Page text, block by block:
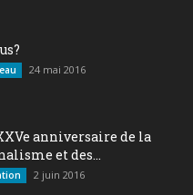
24 mai 2016
anniversaire de la
et des...
2 juin 2016